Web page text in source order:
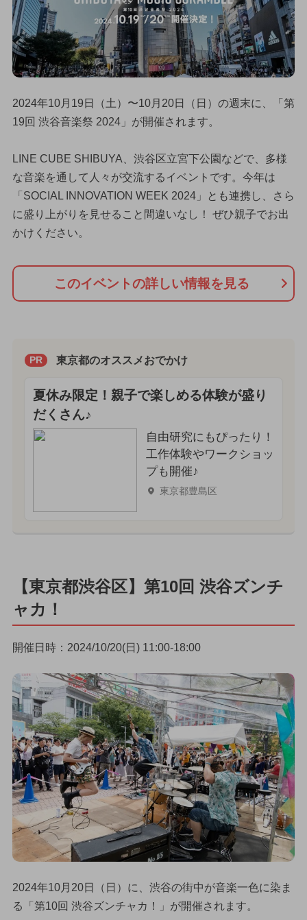
2024年10月19日（土）〜10月20日（日）の週末に、「第
19回 渋谷音楽祭 2024」が開催されます。
LINE CUBE SHIBUYA、渋谷区立宮下公園などで、多様
な音楽を通して人々が交流するイベントです。今年は
「SOCIAL INNOVATION WEEK 2024」とも連携し、さら
に盛り上がりを見せること間違いなし！ ぜひ親子でお出
かけください。
このイベントの詳しい情報を見る
PR 東京都のオススメおでかけ
夏休み限定！親子で楽しめる体験が盛り
だくさん♪
自由研究にもぴったり！
工作体験やワークショッ
プも開催♪
東京都豊島区
【東京都渋谷区】第10回 渋谷ズンチ
ャカ！
開催日時：2024/10/20(日) 11:00-18:00
2024年10月20日（日）に、渋谷の街中が音楽一色に染ま
る「第10回 渋谷ズンチャカ！」が開催されます。